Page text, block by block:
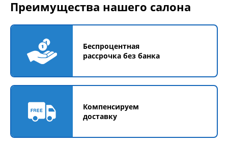
Преимущества нашего салона
Беспроцентная
рассрочка без банка
Компенсируем
доставку